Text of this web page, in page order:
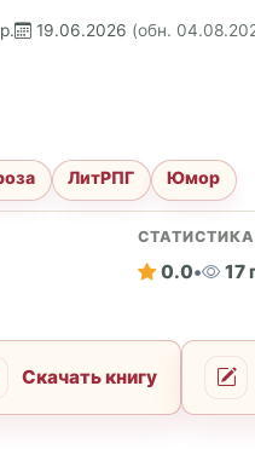
19.06.2026 (обн.
ЛитРПГ Юмор
СТАТИСТИКА
0.0• 17
Скачать книгу